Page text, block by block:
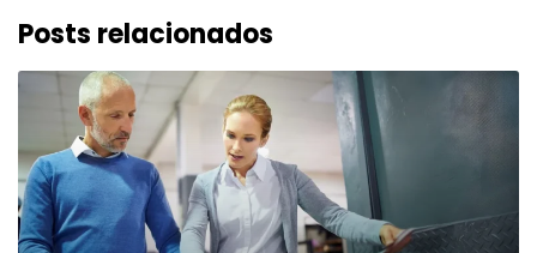
Posts relacionados